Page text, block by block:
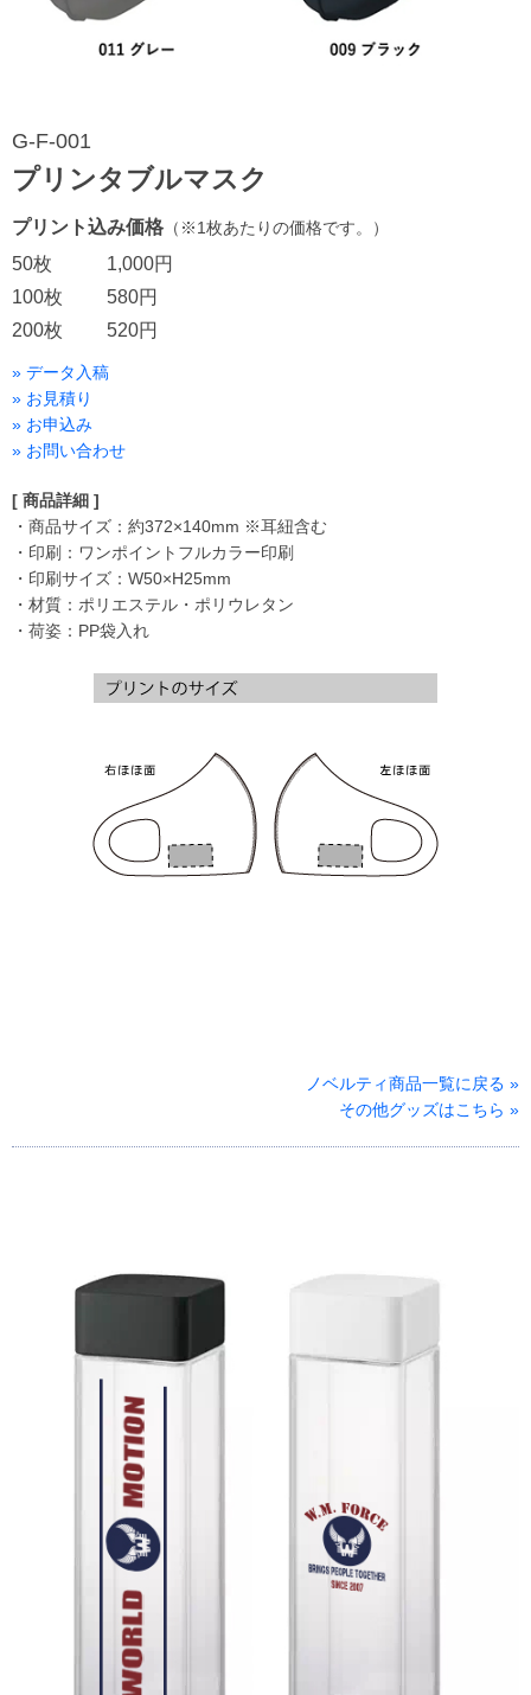
G-F-001
プリンタブルマスク
プリント込み価格 （※1枚あたりの価格です。）
50枚
100枚
200枚
1,000円
580円
520円
» データ入稿
» お見積り
» お申込み
» お問い合わせ
[ 商品詳細 ]
・商品サイズ：約372×140mm ※耳紐含む
・印刷：ワンポイントフルカラー印刷
・印刷サイズ：W50×H25mm
・材質：ポリエステル・ポリウレタン
・荷姿：PP袋入れ
ノベルティ商品一覧に戻る »
その他グッズはこちら »